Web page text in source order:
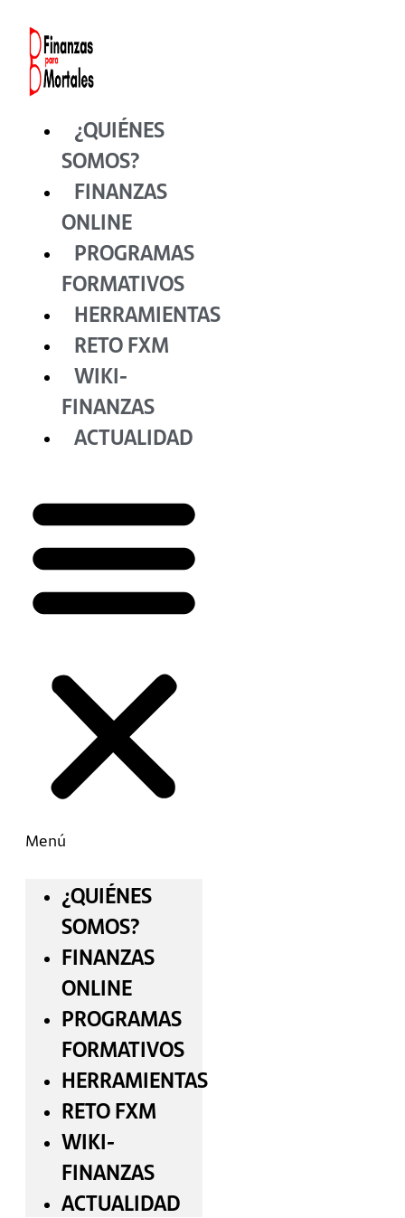
contenido
¿QUIÉNES
SOMOS?
FINANZAS
ONLINE
PROGRAMAS
FORMATIVOS
HERRAMIENTAS
RETO FXM
WIKI-
FINANZAS
ACTUALIDAD
Menú
¿QUIÉNES
SOMOS?
FINANZAS
ONLINE
PROGRAMAS
FORMATIVOS
HERRAMIENTAS
RETO FXM
WIKI-
FINANZAS
ACTUALIDAD